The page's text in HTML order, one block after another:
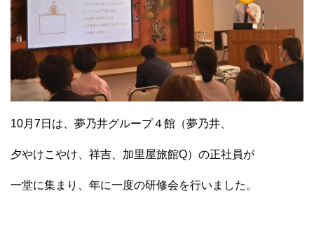
10月7日は、夢乃井グループ４館（夢乃井、
夕やけこやけ、祥吉、加里屋旅館Q）の正社員が
一堂に集まり、年に一度の研修会を行いました。